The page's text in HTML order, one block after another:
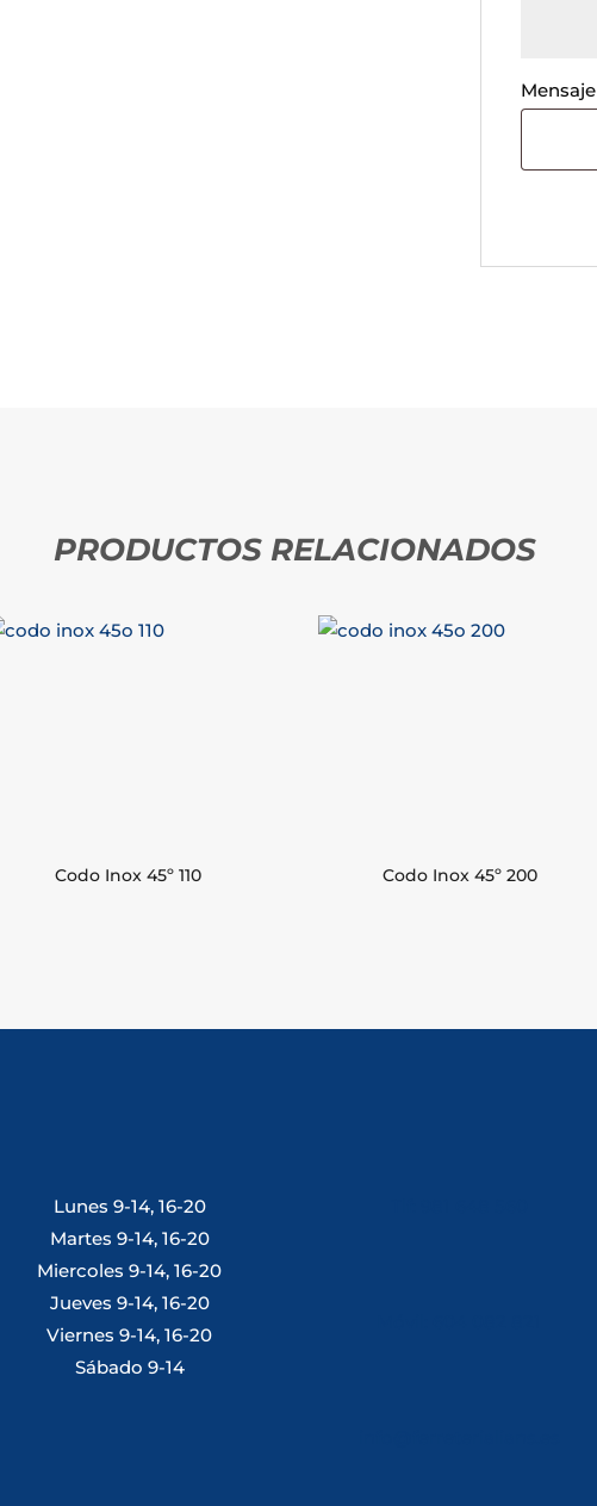
Mensaje
PRODUCTOS RELACIONADOS
Codo Inox 45º 110 Codo Inox 45º 200
Lunes 9-14, 16-20
Martes 9-14, 16-20
Miercoles 9-14, 16-20
Jueves 9-14, 16-20
Viernes 9-14, 16-20
Sábado 9-14